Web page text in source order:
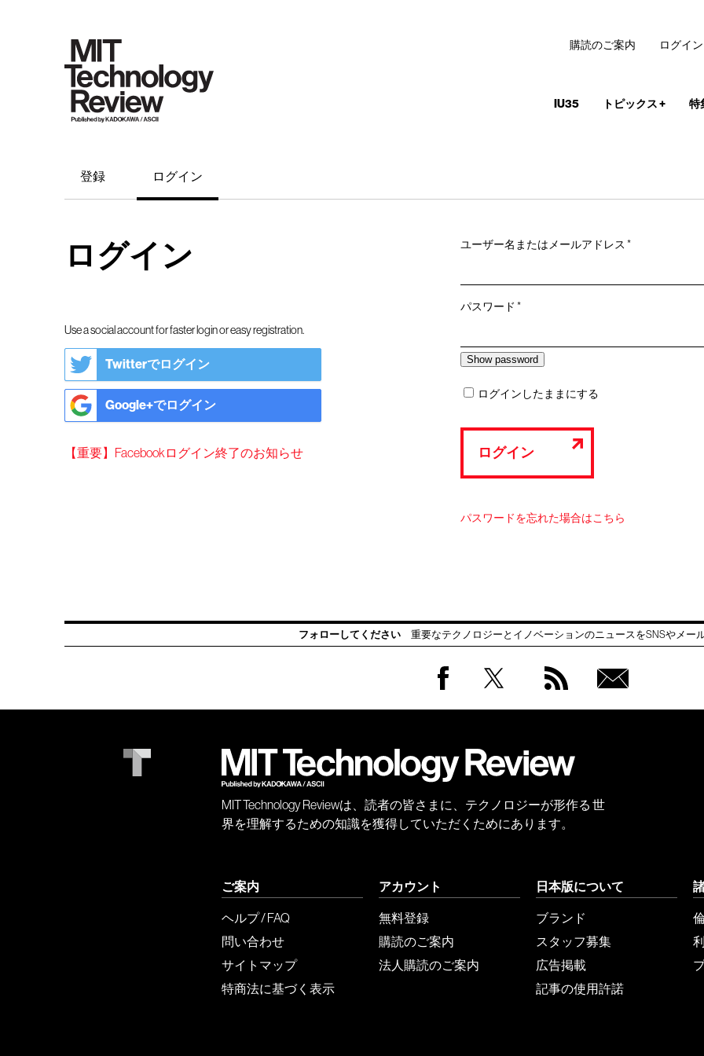
IU35 トピックス+ 特
購読のご案内 ログイン
登録 ログイン
ログイン
Use a social account for faster login or easy registration.
Twitterでログイン
Google+でログイン
【重要】Facebookログイン終了のお知らせ
ユーザー名またはメールアドレス*必
パスワード*必
ログインしたままにする
ログイン
パスワードを忘れた場合はこちら
フォローしてください 重要なテクノロジーとイノベーションのニュースをSNSやメー
会員
MIT Technology Reviewは、読者の皆さまに、テクノロジーが形作る 世
界を理解するための知識を獲得していただくためにあります。
ご案内
ヘルプ / FAQ
問い合わせ
サイトマップ
特商法に基づく表示
アカウント
無料登録
購読のご案内
法人購読のご案内
日本版について
ブランド
スタッフ募集
広告掲載
記事の使用許諾